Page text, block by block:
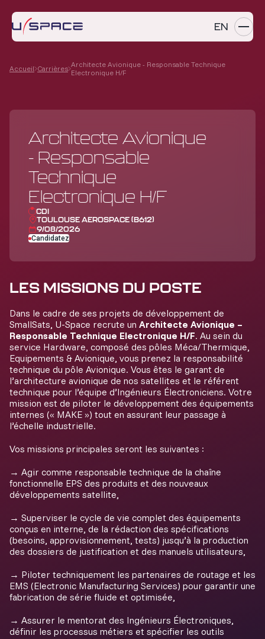
EN
SERVICES
ENTREPRISE
CARRIÈRES
NEWS
Accueil Carrières Architecte Avionique - Responsable Technique
Electronique H/F
Architecte Avionique
- Responsable
Technique
Electronique H/F
CDI
TOULOUSE AEROSPACE (B612)
9/08/2026
Candidatez
LES MISSIONS DU POSTE
Dans le cadre de ses projets de développement de
SmallSats, U-Space recrute un Architecte Avionique –
Responsable Technique Electronique H/F. Au sein du
service Hardware, composé des pôles Méca/Thermique,
Equipements & Avionique, vous prenez la responsabilité
technique du pôle Avionique. Vous êtes le garant de
l’architecture avionique de nos satellites et le référent
technique pour l’équipe d’Ingénieurs Électroniciens. Votre
mission est de piloter le développement des équipements
internes (« MAKE ») tout en assurant leur passage à
l’échelle industrielle.
Vos missions principales seront les suivantes :
→ Agir comme responsable technique de la chaîne
fonctionnelle EPS des produits et des nouveaux
développements satellite,
→ Superviser le cycle de vie complet des équipements
conçus en interne, de la rédaction des spécifications
(besoins, approvisionnement, tests) jusqu’à la production
des dossiers de justification et des manuels utilisateurs,
→ Piloter techniquement les partenaires de routage et les
EMS (Electronic Manufacturing Services) pour garantir une
fabrication de série fluide et optimisée,
→ Assurer le mentorat des Ingénieurs Électroniques,
définir les processus métiers et spécifier les outils